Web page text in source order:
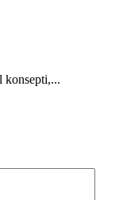
konsepti,...